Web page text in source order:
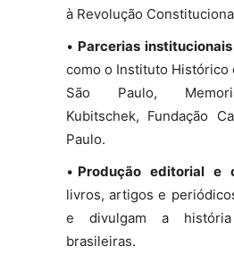
à Revolução
Parcerias institucionais
como o Instituto Histórico
São Paulo,
Kubitschek, Fundação
Paulo.
Produção editorial e
livros, artigos e
e divulgam a
brasileiras.